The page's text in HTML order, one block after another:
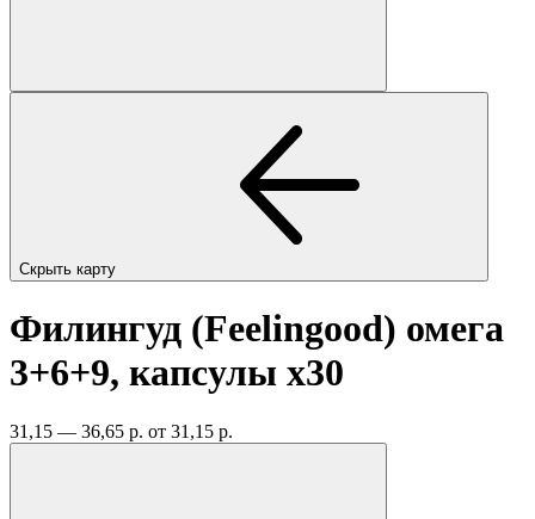
Скрыть карту
Филингуд (Feelingood) омега
3+6+9, капсулы x30
31,15 — 36,65 р. от 31,15 р.